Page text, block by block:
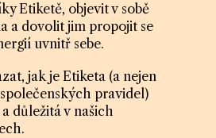
Etiketě, objevit v sobě
a dovolit jim propojit se
uvnitř sebe.
jak je Etiketa (a nejen
pravidel)
důležitá v našich